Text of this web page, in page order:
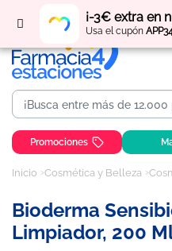
¡-3€ extra en
Usa el cupón
Regístratey
Promociones
Inicio Cosmética y Belleza
Bioderma
Limpiador, 200